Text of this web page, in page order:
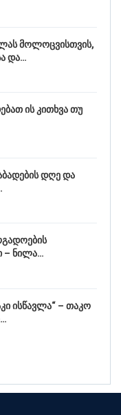
მოლოცვისთვის,
და…
ის კითხვა თუ
დღე და
– ნილა…
ისწავლა“ – თაკო